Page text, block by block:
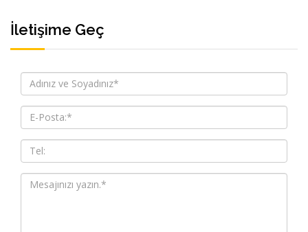
İletişime Geç